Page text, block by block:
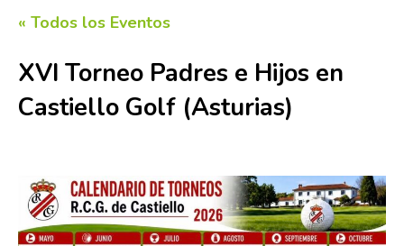
« Todos los Eventos
XVI Torneo Padres e Hijos en
Castiello Golf (Asturias)